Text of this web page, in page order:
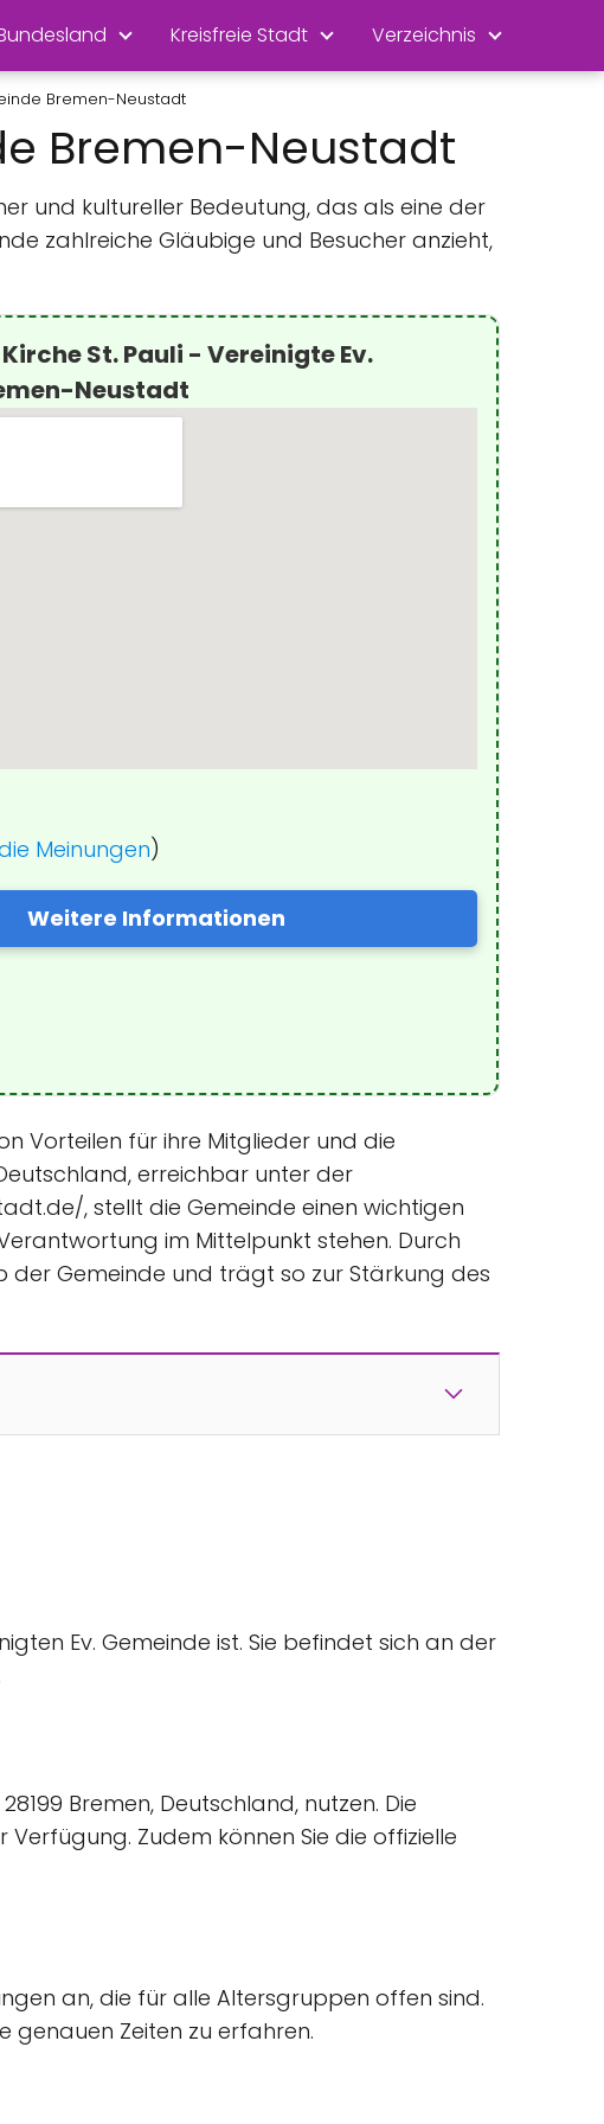
Kreisfreie Stadt Verzeichnis
Bremen-Neustadt
Bremen-Neustadt
und kultureller Bedeutung, das als eine der
zahlreiche Gläubige und Besucher anzieht,
St. Pauli - Vereinigte Ev.
Neustadt
Meinungen)
Weitere Informationen
Vorteilen für ihre Mitglieder und die
erreichbar unter der
, stellt die Gemeinde einen wichtigen
im Mittelpunkt stehen. Durch
der Gemeinde und trägt so zur Stärkung des
Ev. Gemeinde ist. Sie befindet sich an der
Bremen, Deutschland, nutzen. Die
Zudem können Sie die offizielle
an, die für alle Altersgruppen offen sind.
genauen Zeiten zu erfahren.